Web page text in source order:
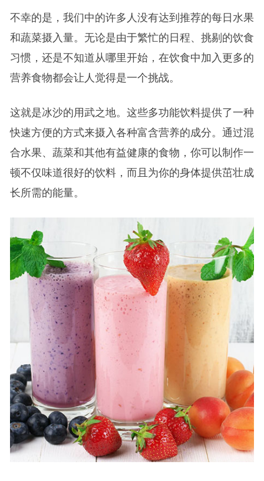
不幸的是，我们中的许多人没有达到推荐的每日水果
和蔬菜摄入量。无论是由于繁忙的日程、挑剔的饮食
习惯，还是不知道从哪里开始，在饮食中加入更多的
营养食物都会让人觉得是一个挑战。
这就是冰沙的用武之地。这些多功能饮料提供了一种
快速方便的方式来摄入各种富含营养的成分。通过混
合水果、蔬菜和其他有益健康的食物，你可以制作一
顿不仅味道很好的饮料，而且为你的身体提供茁壮成
长所需的能量。